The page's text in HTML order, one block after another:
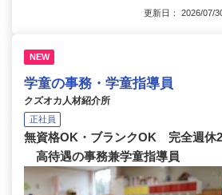
更新日： 2026/07/
NEW
学童の事務・学童指導員
クズオカ人材紹介所
正社員
無資格OK・ブランクOK 完全週休2
高待遇の事務兼学童指導員